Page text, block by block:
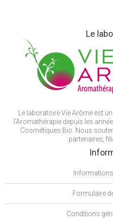
Le
Le laboratoire Vie Arôme est
l'Aromathérapie depuis les
Cosmétiques Bio. Nous
partenaires,
Formulaire
Conditions